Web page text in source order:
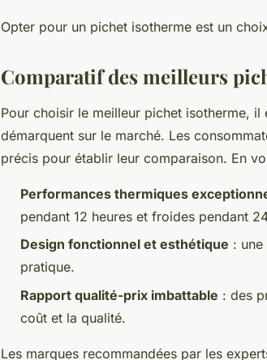
Opter pour un pichet isotherme est un
Comparatif des meilleurs
Pour choisir le meilleur pichet isotherme,
démarquent sur le marché. Les
précis pour établir leur comparaison. En
Performances thermiques
pendant 12 heures et froides pendant
Design fonctionnel et esthétique :
pratique.
Rapport qualité-prix imbattable : des
coût et la qualité.
Les marques recommandées par les